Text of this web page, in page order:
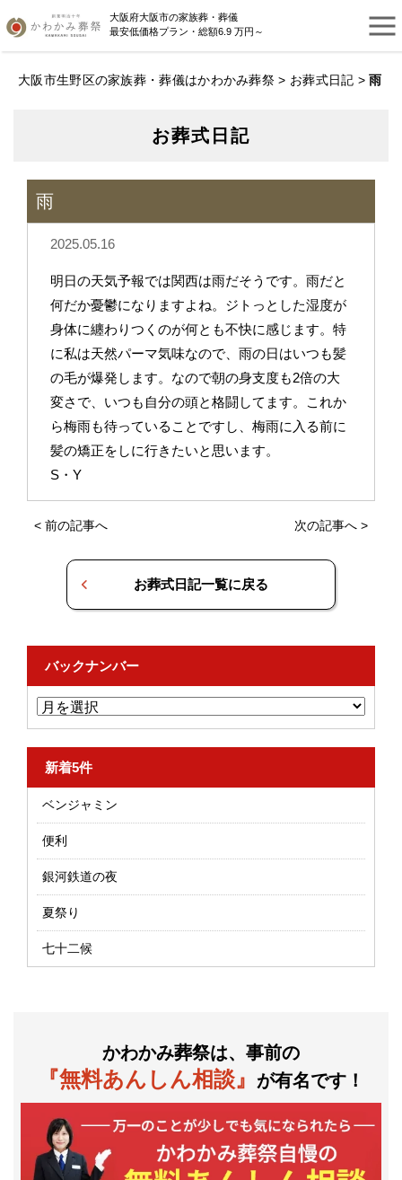
大阪府大阪市の家族葬・葬儀
最安低価格プラン・総額6.9 万円～
大阪市生野区の家族葬・葬儀はかわかみ葬祭 > お葬式日記 >雨
お葬式日記
雨
2025.05.16
明日の天気予報では関西は雨だそうです。雨だと
何だか憂鬱になりますよね。ジトっとした湿度が
身体に纏わりつくのが何とも不快に感じます。特
に私は天然パーマ気味なので、雨の日はいつも髪
の毛が爆発します。なので朝の身支度も2倍の大
変さで、いつも自分の頭と格闘してます。これか
ら梅雨も待っていることですし、梅雨に入る前に
髪の矯正をしに行きたいと思います。
S・Y
< 前の記事へ 次の記事へ >
お葬式日記一覧に戻る
バックナンバー
新着5件
ベンジャミン
便利
銀河鉄道の夜
夏祭り
七十二候
かわかみ葬祭は、事前の
『無料あんしん相談』 が有名です！